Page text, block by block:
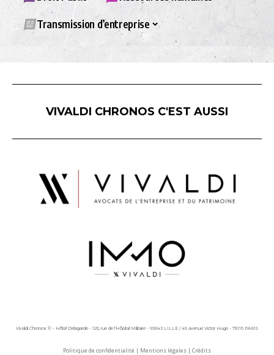
Transmission d’entreprise
VIVALDI CHRONOS C'EST AUSSI
Vivaldi Chronos © - Hôtel Delagarde - 120, rue de l'Hôpital Militaire - 59043 LILLE / 45 avenue Victor Hugo - 75116 PARIS
Politique de confidentialité | Mentions légales | Crédits